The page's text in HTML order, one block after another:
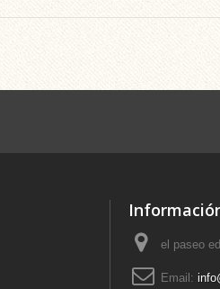
el paseo
Email: